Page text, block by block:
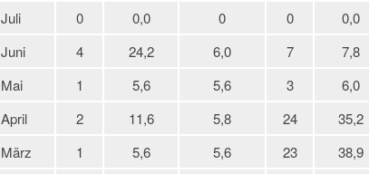
Juli 0 0,0 0 0 0,0
Juni
4 24,2 6,0 7 7,8
Mai
1 5,6 5,6 3 6,0
April
2 11,6 5,8 24 35,2
März
1 5,6 5,6 23 38,9